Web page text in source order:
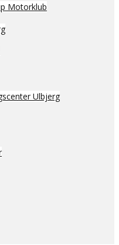
Motorklub
Ulbjerg